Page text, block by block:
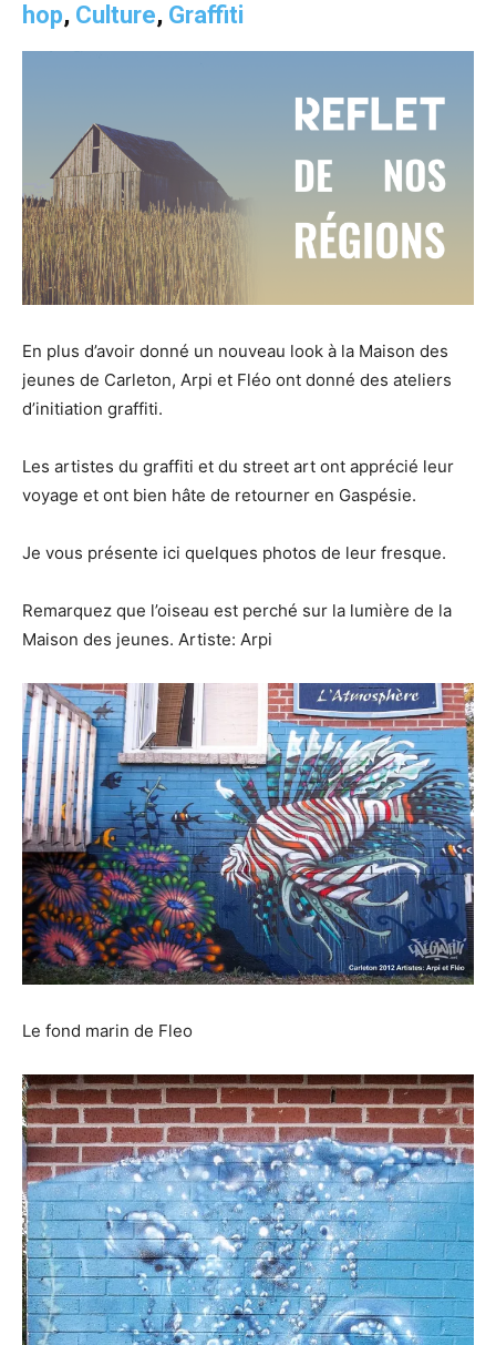
hop, Culture, Graffiti
En plus d’avoir donné un nouveau look à la Maison des
jeunes de Carleton, Arpi et Fléo ont donné des ateliers
d’initiation graffiti.
Les artistes du graffiti et du street art ont apprécié leur
voyage et ont bien hâte de retourner en Gaspésie.
Je vous présente ici quelques photos de leur fresque.
Remarquez que l’oiseau est perché sur la lumière de la
Maison des jeunes. Artiste: Arpi
Le fond marin de Fleo